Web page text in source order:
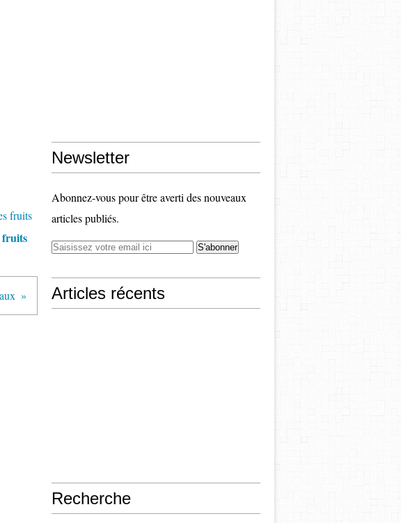
fruits
Newsletter
Abonnez-vous pour être averti des nouveaux
articles publiés.
Articles récents
Recherche